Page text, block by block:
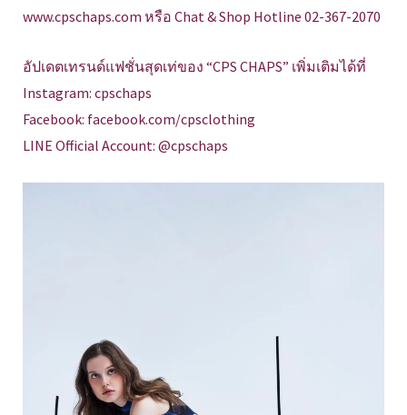
www.cpschaps.com หรือ Chat & Shop Hotline 02-367-2070
อัปเดตเทรนด์แฟชั่นสุดเท่ของ “CPS CHAPS” เพิ่มเติมได้ที่
Instagram: cpschaps
Facebook: facebook.com/cpsclothing
LINE Official Account: @cpschaps